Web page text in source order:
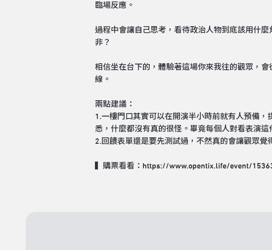
臨場反應。
過程中會讓自己思考，看待政治人物到底該用什
非？
相信坐在台下的，體驗著這場你來我往的觀眾，
線。
兩點建議：
1.一樓門口其實可以在開演半小時前就有人預備
悉，什麼都沒有真的很怪。畢竟每個人對看表演這
2.回饋表單還是要先測試過，不然真的會讓觀眾覺
▍購票看看： https://www.opentix.life/event/